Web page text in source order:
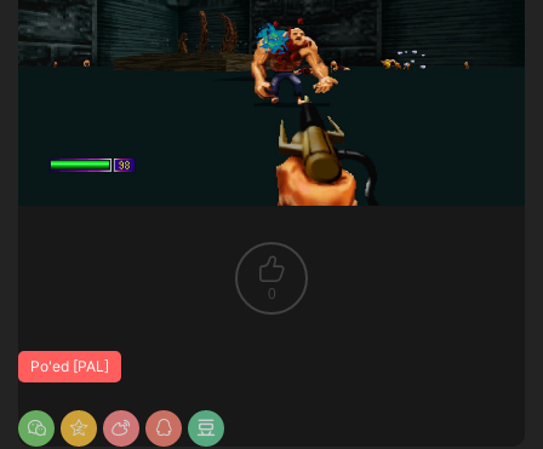
0
Po'ed [PAL]